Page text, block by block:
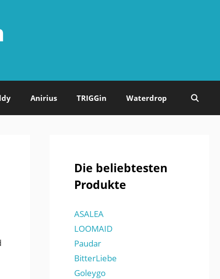
Anirius TRIGGin Waterdrop
Die beliebtesten
Produkte
ASALEA
LOOMAID
Paudar
BitterLiebe
Goleygo